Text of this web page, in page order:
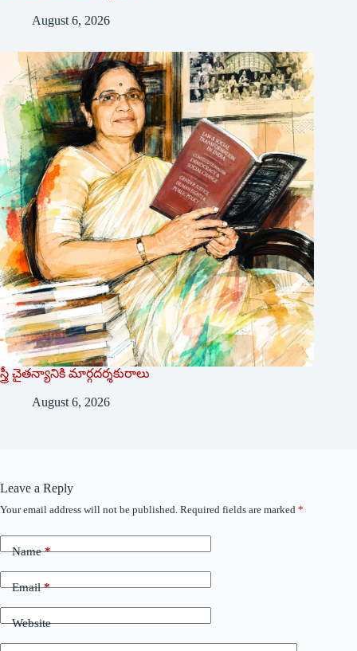
August 6, 2026
స్త్రీ చైతన్యానికి మార్గదర్శకురాలు
August 6, 2026
Leave a Reply
Your email address will not be published. Required fields are marked *
Name*
Email*
Website